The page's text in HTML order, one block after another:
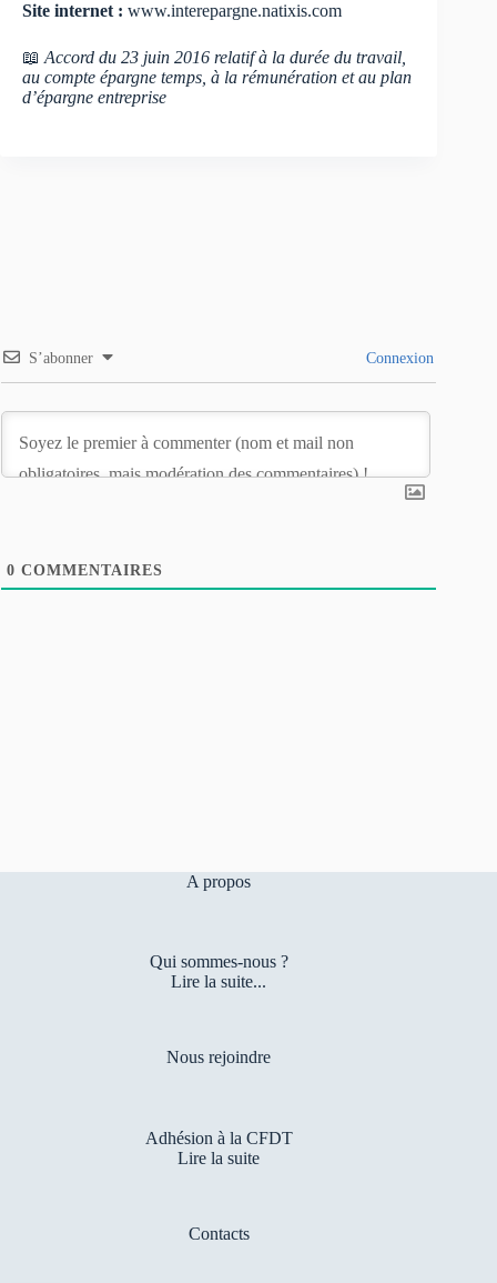
Site internet : www.interepargne.natixis.com
📖 Accord du 23 juin 2016 relatif à la durée du travail,
au compte épargne temps, à la rémunération et au plan
d’épargne entreprise
S’abonner Connexion
0 COMMENTAIRES
A propos
Qui sommes-nous ?
Lire la suite...
Nous rejoindre
Adhésion à la CFDT
Lire la suite
Contacts